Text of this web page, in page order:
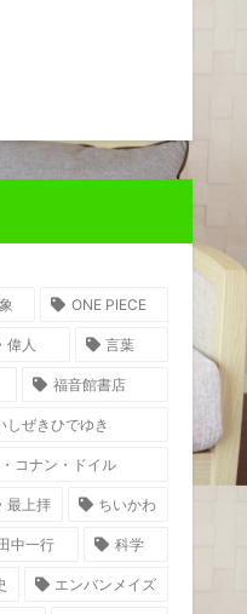
ONE PIECE
偉人 言葉
福音館書店
しぜきひでゆき
コナン・ドイル
最上拝 ちいかわ
中一行 科学
エンバンメイズ